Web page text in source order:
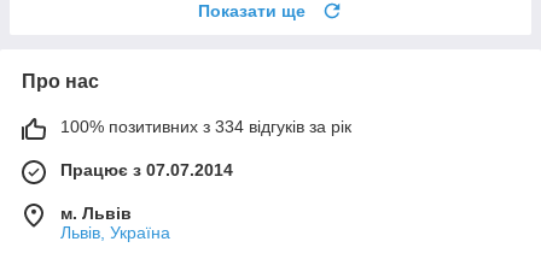
Показати ще
Про нас
100% позитивних з 334 відгуків за рік
Працює з 07.07.2014
м. Львів
Львів, Україна